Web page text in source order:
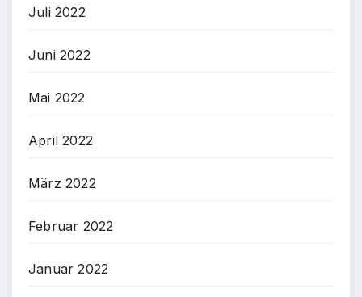
Juli 2022
Juni 2022
Mai 2022
April 2022
März 2022
Februar 2022
Januar 2022